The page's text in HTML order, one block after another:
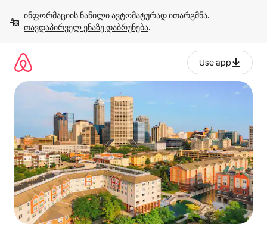
გადასვლა
თავდაპირველ ენაზე დაბრუნება.
Use app